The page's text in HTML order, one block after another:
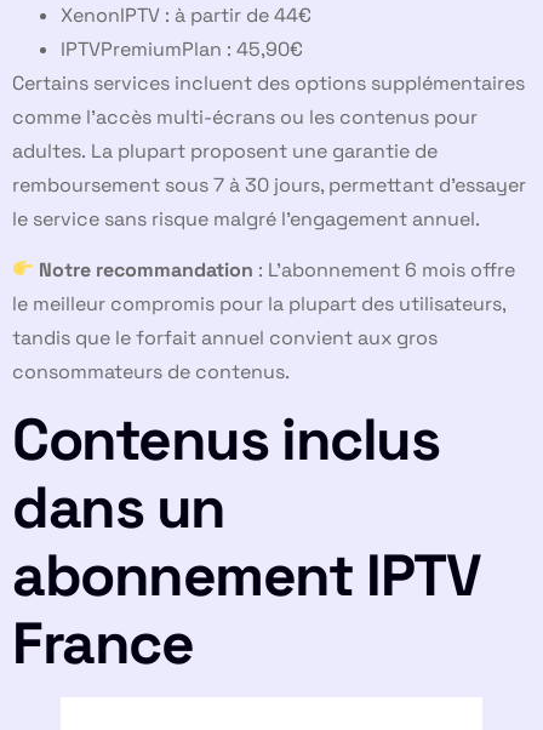
XenonIPTV : à partir de 44€
IPTVPremiumPlan : 45,90€
Certains services incluent des options supplémentaires
comme l’accès multi-écrans ou les contenus pour
adultes. La plupart proposent une garantie de
remboursement sous 7 à 30 jours, permettant d’essayer
le service sans risque malgré l’engagement annuel.
Notre recommandation : L’abonnement 6 mois offre
le meilleur compromis pour la plupart des utilisateurs,
tandis que le forfait annuel convient aux gros
consommateurs de contenus.
Contenus inclus
dans un
abonnement IPTV
France